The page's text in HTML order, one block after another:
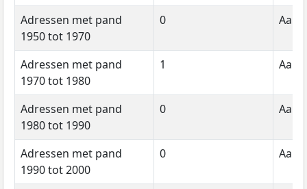
Adressen met pand
1950 tot 1970
0
Adressen met pand
1970 tot 1980
1
Adressen met pand
1980 tot 1990
0
Adressen met pand
1990 tot 2000
0